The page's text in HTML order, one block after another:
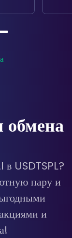
обмена
в USDTSPL?
пару и
и